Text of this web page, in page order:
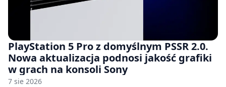
PlayStation 5 Pro z domyślnym PSSR 2.0.
Nowa aktualizacja podnosi jakość grafiki
w grach na konsoli Sony
7 sie 2026